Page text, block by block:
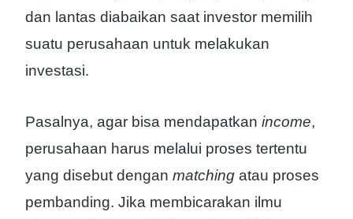
dan lantas diabaikan saat investor memilih
suatu perusahaan untuk melakukan
investasi.
Pasalnya, agar bisa mendapatkan income,
perusahaan harus melalui proses tertentu
yang disebut dengan matching atau proses
pembanding. Jika membicarakan ilmu